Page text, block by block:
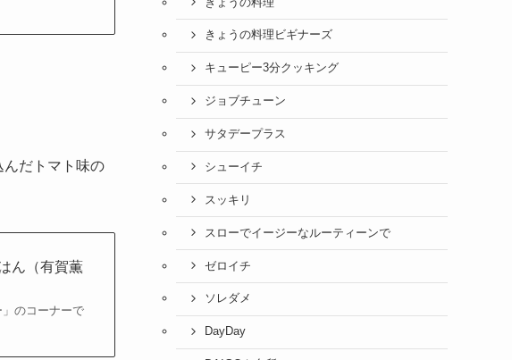
んだトマト味の
ん（有賀薫
のコーナーで
きょうの料理ビギナーズ
キューピー3分クッキング
ジョブチューン
サタデープラス
シューイチ
スッキリ
スローでイージーなルーティーンで
ゼロイチ
ソレダメ
DayDay